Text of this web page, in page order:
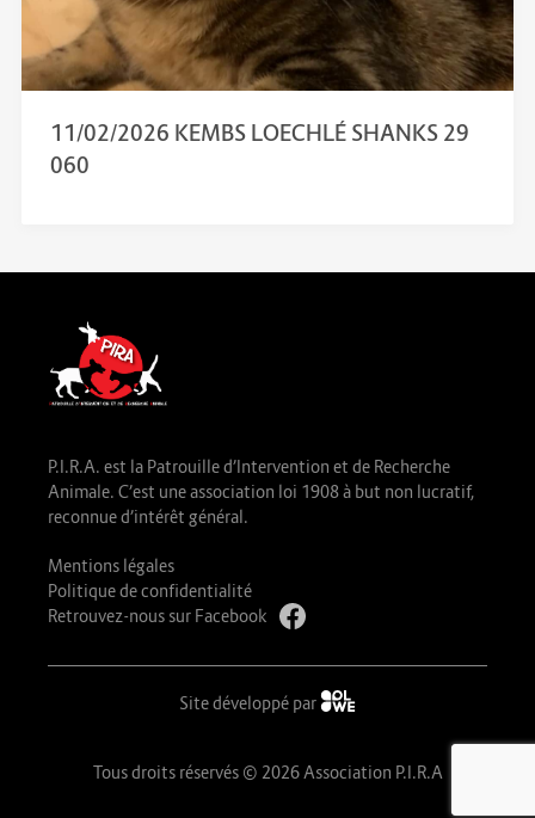
11/02/2026 KEMBS LOECHLÉ SHANKS 29
060
P.I.R.A. est la Patrouille d’Intervention et de Recherche
Animale. C’est une association loi 1908 à but non lucratif,
reconnue d’intérêt général.
Mentions légales
Politique de confidentialité
Retrouvez-nous sur Facebook
Site développé par
Tous droits réservés © 2026 Association P.I.R.A